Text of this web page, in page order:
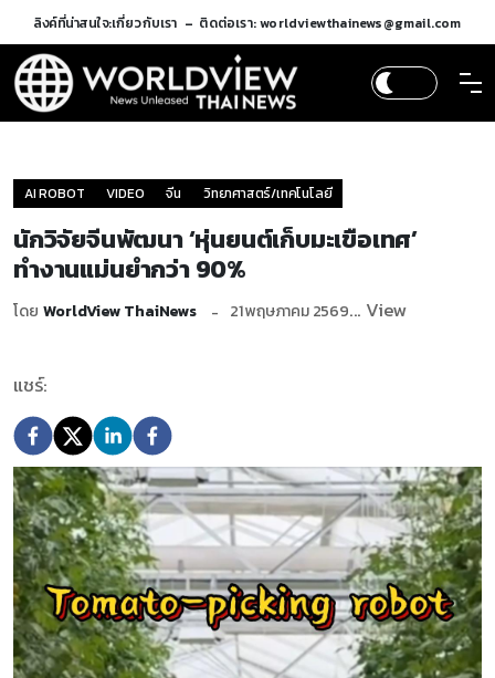
ลิงค์ที่น่าสนใจ:เกี่ยวกับเรา ติดต่อเรา: worldviewthainews@gmail.com
AI ROBOT VIDEO จีน วิทยาศาสตร์/เทคโนโลยี
นักวิจัยจีนพัฒนา ‘หุ่นยนต์เก็บมะเขือเทศ’
ทำงานแม่นยำกว่า 90%
โดย WorldView ThaiNews 21 พฤษภาคม 2569... View
แชร์: